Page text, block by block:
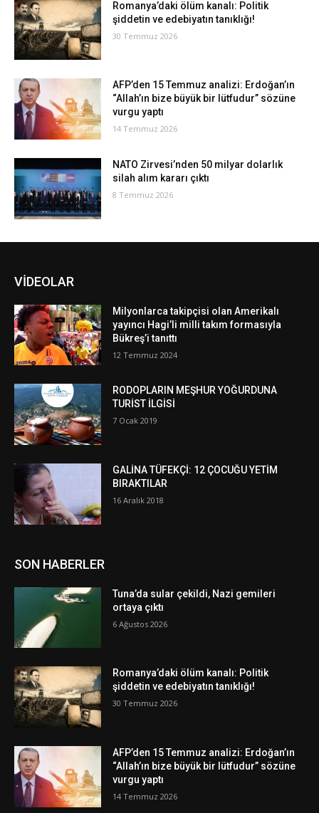
Romanya’daki ölüm kanalı: Politik
şiddetin ve edebiyatın tanıklığı!
30 Temmuz 2026
AFP’den 15 Temmuz analizi: Erdoğan’ın
“Allah’ın bize büyük bir lütfudur” sözüne
vurgu yaptı
14 Temmuz 2026
NATO Zirvesi’nden 50 milyar dolarlık
silah alım kararı çıktı
8 Temmuz 2026
VİDEOLAR
Milyonlarca takipçisi olan Amerikalı
yayıncı Hagi’li milli takım formasıyla
Bükreş’i tanıttı
12 Temmuz 2024
RODOPLARIN MEŞHUR YOĞURDUNA
TURİST İLGİSİ
7 Ocak 2019
GALİNA TÜFEKÇİ: 12 ÇOCUĞU YETİM
BIRAKTILAR
16 Aralık 2018
SON HABERLER
Tuna’da sular çekildi, Nazi gemileri
ortaya çıktı
6 Ağustos 2026
Romanya’daki ölüm kanalı: Politik
şiddetin ve edebiyatın tanıklığı!
30 Temmuz 2026
AFP’den 15 Temmuz analizi: Erdoğan’ın
“Allah’ın bize büyük bir lütfudur” sözüne
vurgu yaptı
14 Temmuz 2026